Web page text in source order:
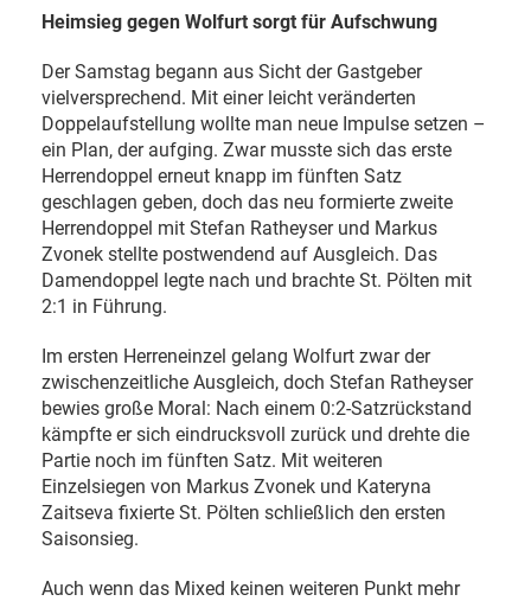
Heimsieg gegen Wolfurt sorgt für Aufschwung
Der Samstag begann aus Sicht der Gastgeber
vielversprechend. Mit einer leicht veränderten
Doppelaufstellung wollte man neue Impulse setzen –
ein Plan, der aufging. Zwar musste sich das erste
Herrendoppel erneut knapp im fünften Satz
geschlagen geben, doch das neu formierte zweite
Herrendoppel mit Stefan Ratheyser und Markus
Zvonek stellte postwendend auf Ausgleich. Das
Damendoppel legte nach und brachte St. Pölten mit
2:1 in Führung.
Im ersten Herreneinzel gelang Wolfurt zwar der
zwischenzeitliche Ausgleich, doch Stefan Ratheyser
bewies große Moral: Nach einem 0:2-Satzrückstand
kämpfte er sich eindrucksvoll zurück und drehte die
Partie noch im fünften Satz. Mit weiteren
Einzelsiegen von Markus Zvonek und Kateryna
Zaitseva fixierte St. Pölten schließlich den ersten
Saisonsieg.
Auch wenn das Mixed keinen weiteren Punkt mehr